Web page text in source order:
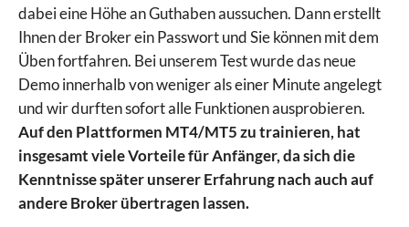
dabei eine Höhe an Guthaben aussuchen. Dann erstellt
Ihnen der Broker ein Passwort und Sie können mit dem
Üben fortfahren. Bei unserem Test wurde das neue
Demo innerhalb von weniger als einer Minute angelegt
und wir durften sofort alle Funktionen ausprobieren.
Auf den Plattformen MT4/MT5 zu trainieren, hat
insgesamt viele Vorteile für Anfänger, da sich die
Kenntnisse später unserer Erfahrung nach auch auf
andere Broker übertragen lassen.